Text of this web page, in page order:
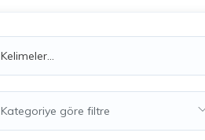
Kategoriye göre filtre